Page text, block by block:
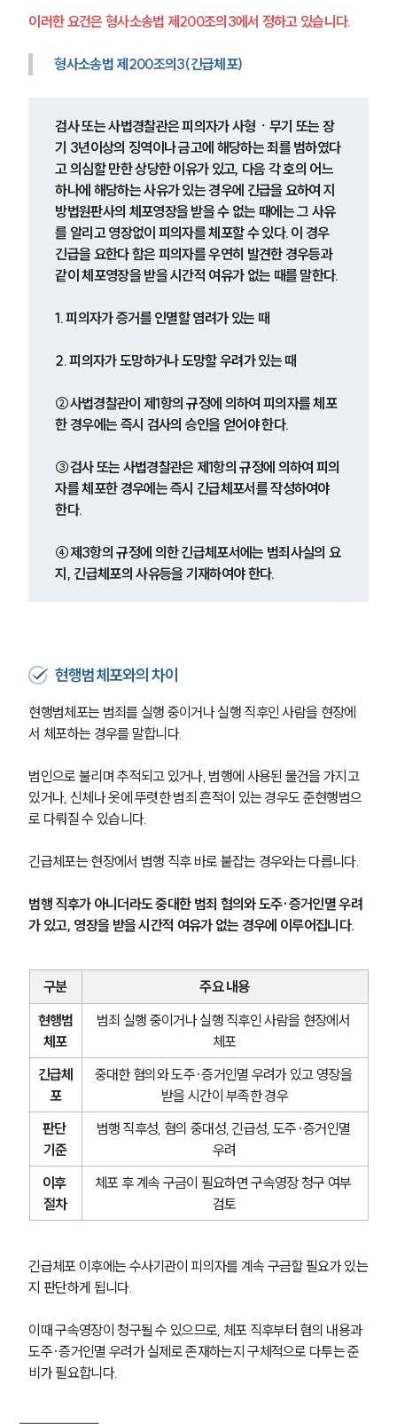
이러한 요건은 형사소송법 제200조의3에서 정하고 있습니다.
형사소송법 제200조의3(긴급체포)
검사 또는 사법경찰관은 피의자가 사형ㆍ무기 또는 장
기 3년이상의 징역이나 금고에 해당하는 죄를 범하였다
고 의심할 만한 상당한 이유가 있고, 다음 각 호의 어느
하나에 해당하는 사유가 있는 경우에 긴급을 요하여 지
방법원판사의 체포영장을 받을 수 없는 때에는 그 사유
를 알리고 영장없이 피의자를 체포할 수 있다. 이 경우
긴급을 요한다 함은 피의자를 우연히 발견한 경우등과
같이 체포영장을 받을 시간적 여유가 없는 때를 말한다.
1. 피의자가 증거를 인멸할 염려가 있는 때
2. 피의자가 도망하거나 도망할 우려가 있는 때
②사법경찰관이 제1항의 규정에 의하여 피의자를 체포
한 경우에는 즉시 검사의 승인을 얻어야 한다.
③검사 또는 사법경찰관은 제1항의 규정에 의하여 피의
자를 체포한 경우에는 즉시 긴급체포서를 작성하여야
한다.
④제3항의 규정에 의한 긴급체포서에는 범죄사실의 요
지, 긴급체포의 사유등을 기재하여야 한다.
현행범체포와의 차이
현행범체포는 범죄를 실행 중이거나 실행 직후인 사람을 현장에
서 체포하는 경우를 말합니다.
범인으로 불리며 추적되고 있거나, 범행에 사용된 물건을 가지고
있거나, 신체나 옷에 뚜렷한 범죄 흔적이 있는 경우도 준현행범으
로 다뤄질 수 있습니다.
긴급체포는 현장에서 범행 직후 바로 붙잡는 경우와는 다릅니다.
범행 직후가 아니더라도 중대한 범죄 혐의와 도주·증거인멸 우려
가 있고, 영장을 받을 시간적 여유가 없는 경우에 이루어집니다.
구분
주요 내용
현행범
체포
범죄 실행 중이거나 실행 직후인 사람을 현장에서
체포
긴급체
포
중대한 혐의와 도주·증거인멸 우려가 있고 영장을
받을 시간이 부족한 경우
판단
기준
범행 직후성, 혐의 중대성, 긴급성, 도주·증거인멸
우려
이후
절차
체포 후 계속 구금이 필요하면 구속영장 청구 여부
검토
긴급체포 이후에는 수사기관이 피의자를 계속 구금할 필요가 있는
지 판단하게 됩니다.
이때 구속영장이 청구될 수 있으므로, 체포 직후부터 혐의 내용과
도주·증거인멸 우려가 실제로 존재하는지 구체적으로 다투는 준
비가 필요합니다.